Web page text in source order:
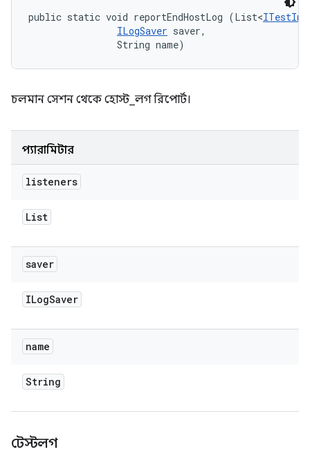
public static void reportEndHostLog (List<
ILogSaver saver,
                String name)
চলমান সেশন থেকে হোস্ট_লগ রিপোর্ট।
প্যারামিটার
listeners
List
saver
ILogSaver
name
String
টেস্টলগ